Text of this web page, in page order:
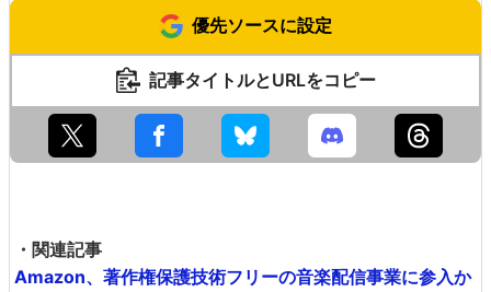
優先ソースに設定
記事タイトルとURLをコピー
・関連記事
Amazon、著作権保護技術フリーの音楽配信事業に参入か